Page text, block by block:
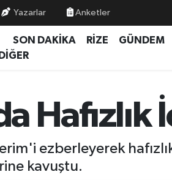
Yazarlar Anketler
SON DAKİKA RİZE GÜNDEM
DİĞER
Hafızlık
ezberleyerek
kavuştu.